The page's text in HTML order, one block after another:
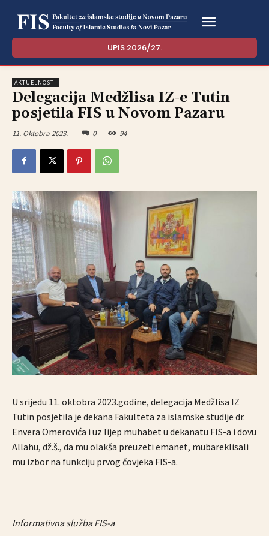
UPIS 2026/27.
AKTUELNOSTI
Delegacija Medžlisa IZ-e Tutin
posjetila FIS u Novom Pazaru
11. Oktobra 2023. 0 94
U srijedu 11. oktobra 2023.godine, delegacija Medžlisa IZ
Tutin posjetila je dekana Fakulteta za islamske studije dr.
Envera Omerovića i uz lijep muhabet u dekanatu FIS-a i dovu
Allahu, dž.š., da mu olakša preuzeti emanet, mubareklisali
mu izbor na funkciju prvog čovjeka FIS-a.
Informativna služba FIS-a